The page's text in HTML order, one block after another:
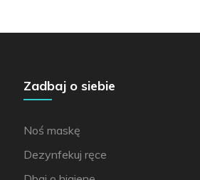
Zadbaj o siebie
Noś maskę
Dezynfekuj ręce